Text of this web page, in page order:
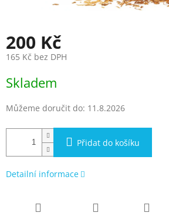
200 Kč
165 Kč bez DPH
cena:
Skladem
Můžeme doručit do: 11.8.2026
Přidat do košíku
Detailní informace